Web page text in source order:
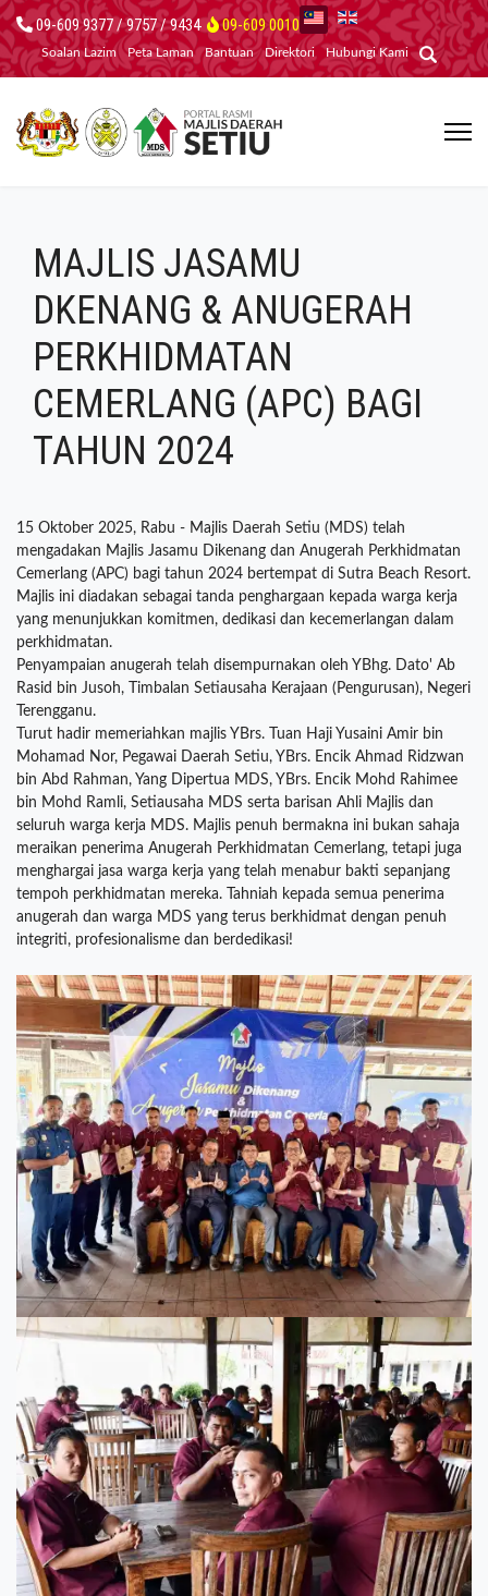
09-609 9377 / 9757 / 9434 09-609 0010
Soalan Lazim Peta Laman Bantuan Direktori Hubungi Kami
MAJLIS JASAMU
DKENANG & ANUGERAH
PERKHIDMATAN
CEMERLANG (APC) BAGI
TAHUN 2024
15 Oktober 2025, Rabu - Majlis Daerah Setiu (MDS) telah
mengadakan Majlis Jasamu Dikenang dan Anugerah Perkhidmatan
Cemerlang (APC) bagi tahun 2024 bertempat di Sutra Beach Resort.
Majlis ini diadakan sebagai tanda penghargaan kepada warga kerja
yang menunjukkan komitmen, dedikasi dan kecemerlangan dalam
perkhidmatan.
Penyampaian anugerah telah disempurnakan oleh YBhg. Dato' Ab
Rasid bin Jusoh, Timbalan Setiausaha Kerajaan (Pengurusan), Negeri
Terengganu.
Turut hadir memeriahkan majlis YBrs. Tuan Haji Yusaini Amir bin
Mohamad Nor, Pegawai Daerah Setiu, YBrs. Encik Ahmad Ridzwan
bin Abd Rahman, Yang Dipertua MDS, YBrs. Encik Mohd Rahimee
bin Mohd Ramli, Setiausaha MDS serta barisan Ahli Majlis dan
seluruh warga kerja MDS. Majlis penuh bermakna ini bukan sahaja
meraikan penerima Anugerah Perkhidmatan Cemerlang, tetapi juga
menghargai jasa warga kerja yang telah menabur bakti sepanjang
tempoh perkhidmatan mereka. Tahniah kepada semua penerima
anugerah dan warga MDS yang terus berkhidmat dengan penuh
integriti, profesionalisme dan berdedikasi!